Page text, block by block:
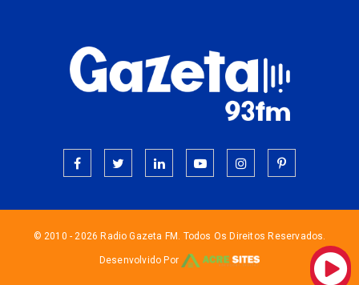
© 2010 - 2026 Radio Gazeta FM. Todos Os Direitos Reservados.
Desenvolvido Por